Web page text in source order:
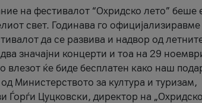
на фестивалот “Охридско лето” беше
свет. Годинава го официјализиравме
да се развива и надвор од
значајни концерти и тоа на 29
ќе биде бесплатен како наш
Министерството за култура и туризам,
Ѓорѓи Цуцковски, директор на